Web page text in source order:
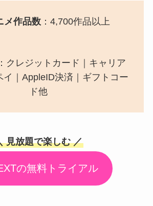
メ作品数：4,700作品以上
クレジットカード｜キャリア
イ｜AppleID決済｜ギフトコー
ド他
見放題で楽しむ ／
の無料トライアル